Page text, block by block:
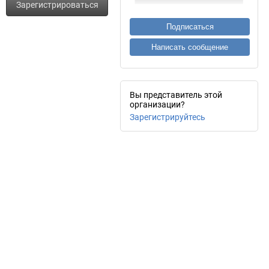
Зарегистрироваться
Подписаться
Написать сообщение
Вы представитель этой
организации?
Зарегистрируйтесь